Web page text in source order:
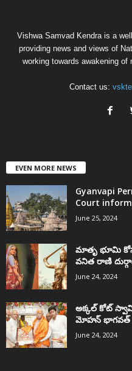
Vishwa Samvad Kendra is a
providing news and views of
working towards awakening of
Contact us:
EVEN MORE NEWS
Gyanvapi
Court
June 25, 2024
మాతృ భూమి
వనిత రాణి
June 24, 2024
అక్కల్‌ కోట్‌
మోహన్ భాగవత్
June 24, 2024